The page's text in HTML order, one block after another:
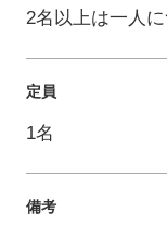
2名以上は一人
定員
1名
備考